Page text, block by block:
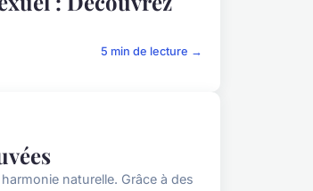
5 min de lecture →
naturelle. Grâce à des